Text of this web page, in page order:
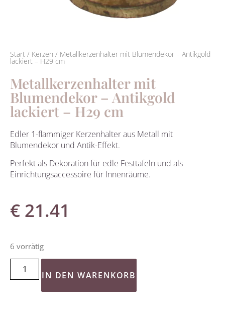
Start / Kerzen / Metallkerzenhalter mit Blumendekor – Antikgold
lackiert – H29 cm
Metallkerzenhalter mit
Blumendekor – Antikgold
lackiert – H29 cm
Edler 1-flammiger Kerzenhalter aus Metall mit
Blumendekor und Antik-Effekt.
Perfekt als Dekoration für edle Festtafeln und als
Einrichtungsaccessoire für Innenräume.
€ 21.41
6 vorrätig
IN DEN WARENKORB